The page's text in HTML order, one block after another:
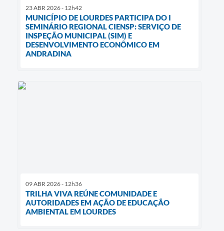
23 ABR 2026 - 12h42
MUNICÍPIO DE LOURDES PARTICIPA DO I
SEMINÁRIO REGIONAL CIENSP: SERVIÇO DE
INSPEÇÃO MUNICIPAL (SIM) E
DESENVOLVIMENTO ECONÔMICO EM
ANDRADINA
09 ABR 2026 - 12h36
TRILHA VIVA REÚNE COMUNIDADE E
AUTORIDADES EM AÇÃO DE EDUCAÇÃO
AMBIENTAL EM LOURDES